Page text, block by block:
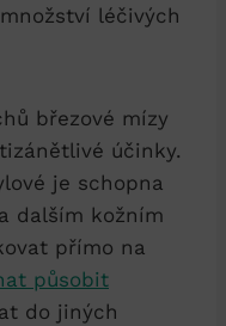
léčivých
březové mízy
účinky.
je schopna
dalším kožním
přímo na
působit
do jiných